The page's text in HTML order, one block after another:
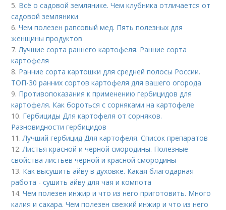
5. Всё о садовой землянике. Чем клубника отличается от
садовой земляники
6.Чем полезен рапсовый мед. Пять полезных для
женщины продуктов
7.Лучшие сорта раннего картофеля. Ранние сорта
картофеля
8. Ранние сорта картошки для средней полосы России.
ТОП-30 ранних сортов картофеля для вашего огорода
9. Противопоказания к применению гербицидов для
картофеля. Как бороться с сорняками на картофеле
10. Гербициды Для картофеля от сорняков.
Разновидности гербицидов
11.Лучший гербицид Для картофеля. Список препаратов
12.Листья красной и черной смородины. Полезные
свойства листьев черной и красной смородины
13. Как высушить айву в духовке. Какая благодарная
работа - сушить айву для чая и компота
14.Чем полезен инжир и что из него приготовить. Много
калия и сахара. Чем полезен свежий инжир и что из него